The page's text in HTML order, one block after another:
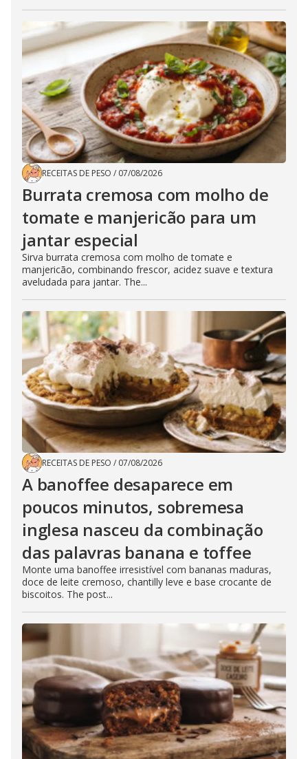
RECEITAS DE PESO / 07/08/2026
Burrata cremosa com molho de
tomate e manjericão para um
jantar especial
Sirva burrata cremosa com molho de tomate e
manjericão, combinando frescor, acidez suave e textura
aveludada para jantar. The...
RECEITAS DE PESO / 07/08/2026
A banoffee desaparece em
poucos minutos, sobremesa
inglesa nasceu da combinação
das palavras banana e toffee
Monte uma banoffee irresistível com bananas maduras,
doce de leite cremoso, chantilly leve e base crocante de
biscoitos. The post...